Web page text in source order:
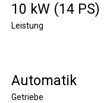
10 kW (14 PS)
Leistung
Automatik
Getriebe